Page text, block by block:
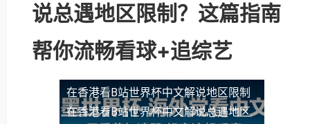
说总遇地区限制？这篇指南
帮你流畅看球+追综艺
在香港看B站世界杯中文解说地区限制
在香港看B站世界杯中文解说总遇地区